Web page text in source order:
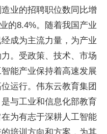
业的招聘职位数同比增
的8.4%。随着我国产业
成为主流力量，为产业
。受政策、技术、市场
能产业保持着高速发展
运行。伟东云教育集团
与工业和信息化部教育
为有志于深耕人工智能